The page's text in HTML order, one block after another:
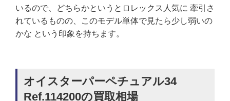
いるので、どちらかというとロレックス人気に 牽引さ
れているものの、このモデル単体で見たら少し弱いの
かな という印象を持ちます。
オイスターパーペチュアル34
Ref.114200の買取相場